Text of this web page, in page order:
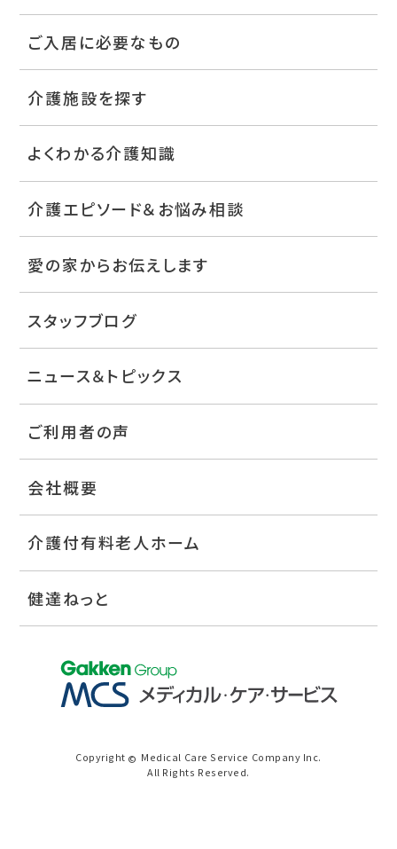
ご入居に必要なもの
介護施設を探す
よくわかる介護知識
介護エピソード＆お悩み相談
愛の家からお伝えします
スタッフブログ
ニュース＆トピックス
ご利用者の声
会社概要
介護付有料老人ホーム
健達ねっと
Copyright © Medical Care Service Company Inc.
All Rights Reserved.